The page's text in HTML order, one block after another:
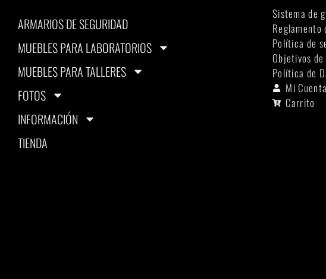
ARMARIOS DE SEGURIDAD
MUEBLES PARA LABORATORIOS
MUEBLES PARA TALLERES
FOTOS
INFORMACIÓN
TIENDA
Sistema de
Política de
Objetivos
Política de
Mi Cuenta
Carrito